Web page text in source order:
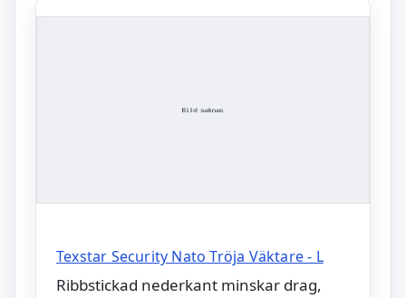
Texstar Security Nato Tröja Väktare - L
Ribbstickad nederkant minskar drag,